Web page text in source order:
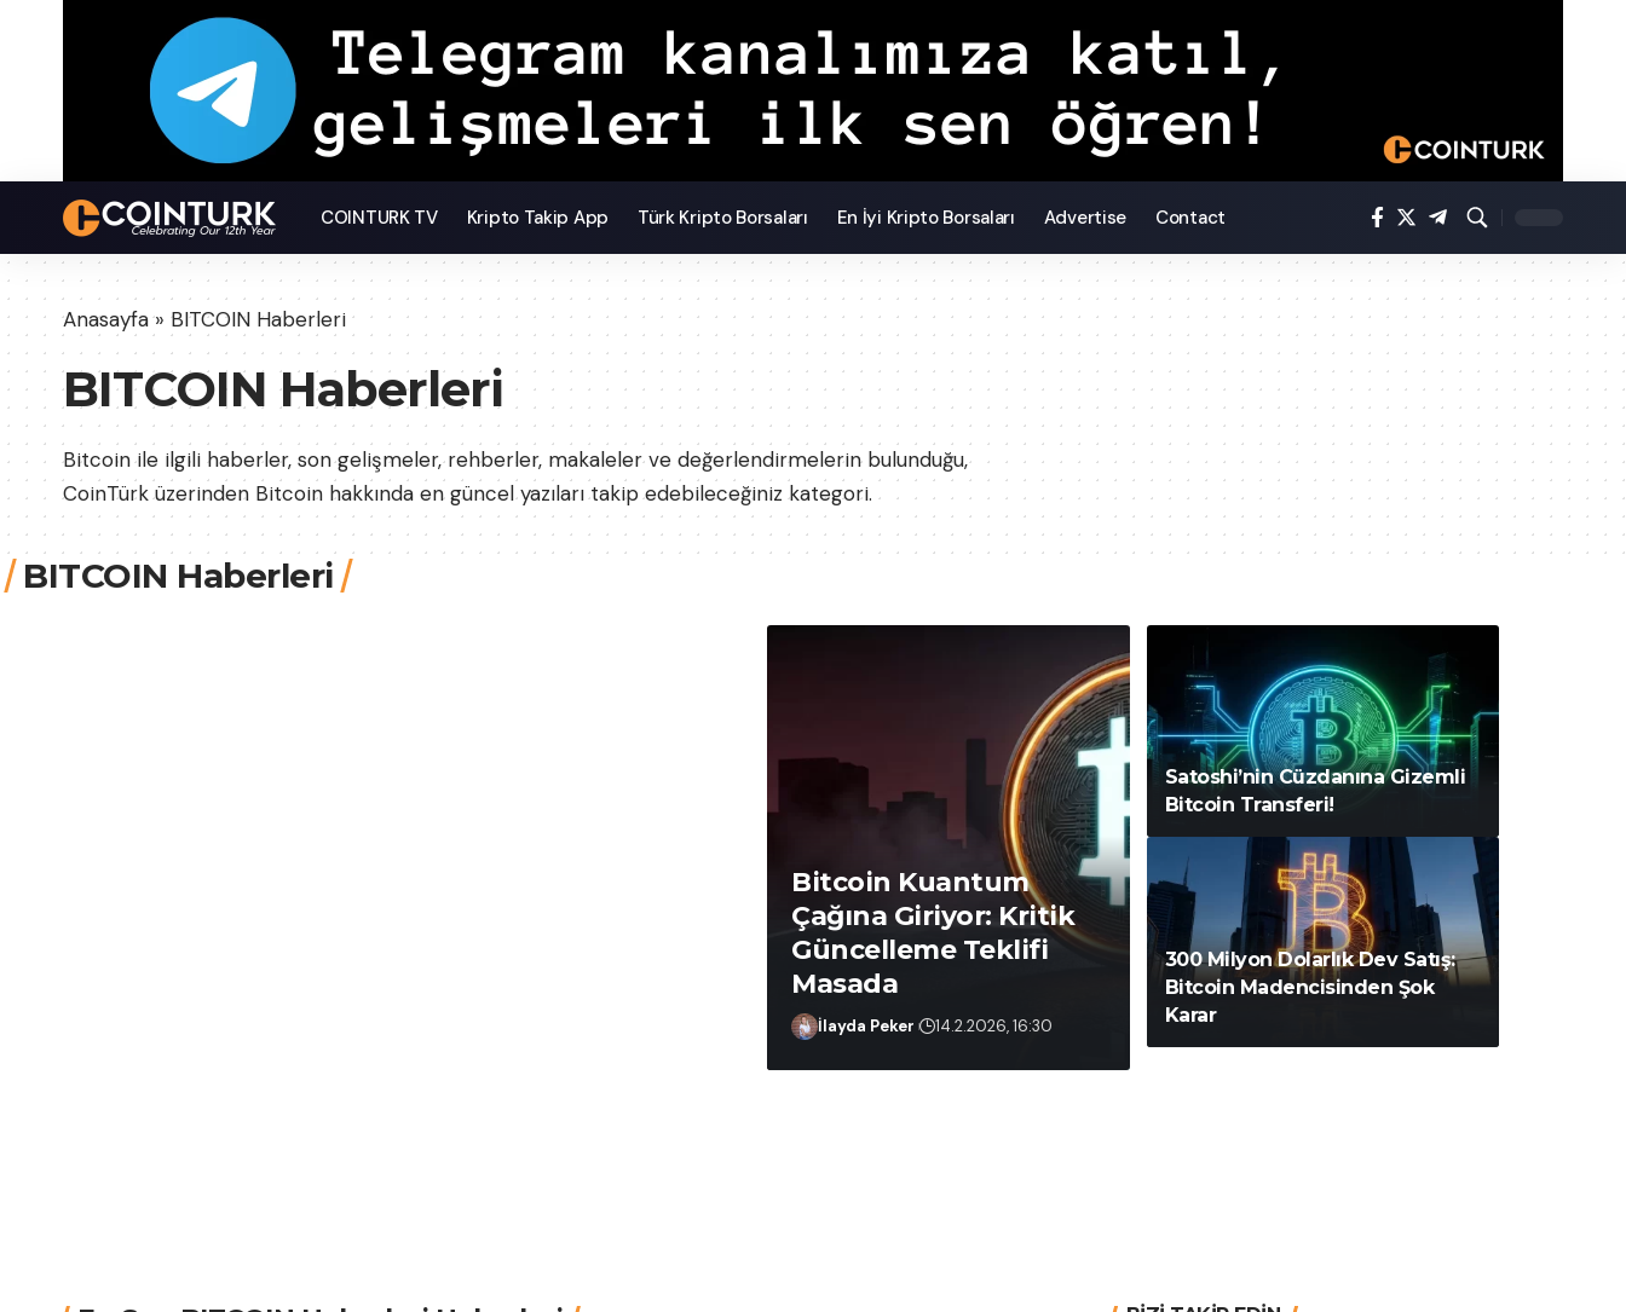
COINTURK TV Kripto Takip App Türk Kripto Borsaları En İyi Kripto Borsaları Advertise Contact
Anasayfa» BITCOIN Haberleri
BITCOIN Haberleri
Bitcoin ile ilgili haberler, son gelişmeler, rehberler, makaleler ve değerlendirmelerin bulunduğu,
CoinTürk üzerinden Bitcoin hakkında en güncel yazıları takip edebileceğiniz kategori.
BITCOIN Haberleri
Ömer Ergin 25.2.2026, 14:39
Bitcoin Kuantum
Çağına Giriyor: Kritik
Güncelleme Teklifi
Masada
İlayda Peker 14.2.2026, 16:30
Satoshi’nin Cüzdanına Gizemli
Bitcoin Transferi!
300 Milyon Dolarlık Dev Satış:
Bitcoin Madencisinden Şok
Karar